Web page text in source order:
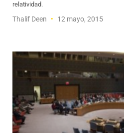
relatividad.
Thalif Deen 12 mayo, 2015